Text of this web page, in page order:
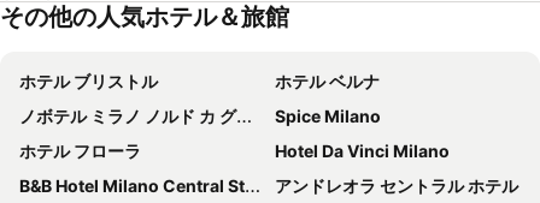
その他の人気ホテル＆旅館
ホテル ブリストル
ホテル ベルナ
ノボテル ミラノ ノルド カ グランダ
Spice Milano
ホテル フローラ
Hotel Da Vinci Milano
B&B Hotel Milano Central Station
アンドレオラ セントラル ホテル